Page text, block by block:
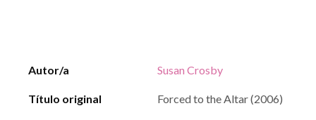
Autor/a Susan Crosby
Título original Forced to the Altar (2006)